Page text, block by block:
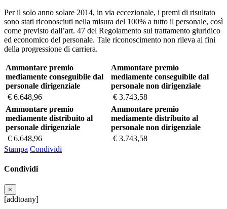
Per il solo anno solare 2014, in via eccezionale, i premi di risultato
sono stati riconosciuti nella misura del 100% a tutto il personale, così
come previsto dall’art. 47 del Regolamento sul trattamento giuridico
ed economico del personale. Tale riconoscimento non rileva ai fini
della progressione di carriera.
Ammontare premio
mediamente conseguibile dal
personale dirigenziale
Ammontare premio
mediamente conseguibile dal
personale non dirigenziale
€ 6.648,96
€ 3.743,58
Ammontare premio
mediamente distribuito al
personale dirigenziale
Ammontare premio
mediamente distribuito al
personale non dirigenziale
€ 6.648,96
€ 3.743,58
Stampa Condividi
Condividi
×
[addtoany]